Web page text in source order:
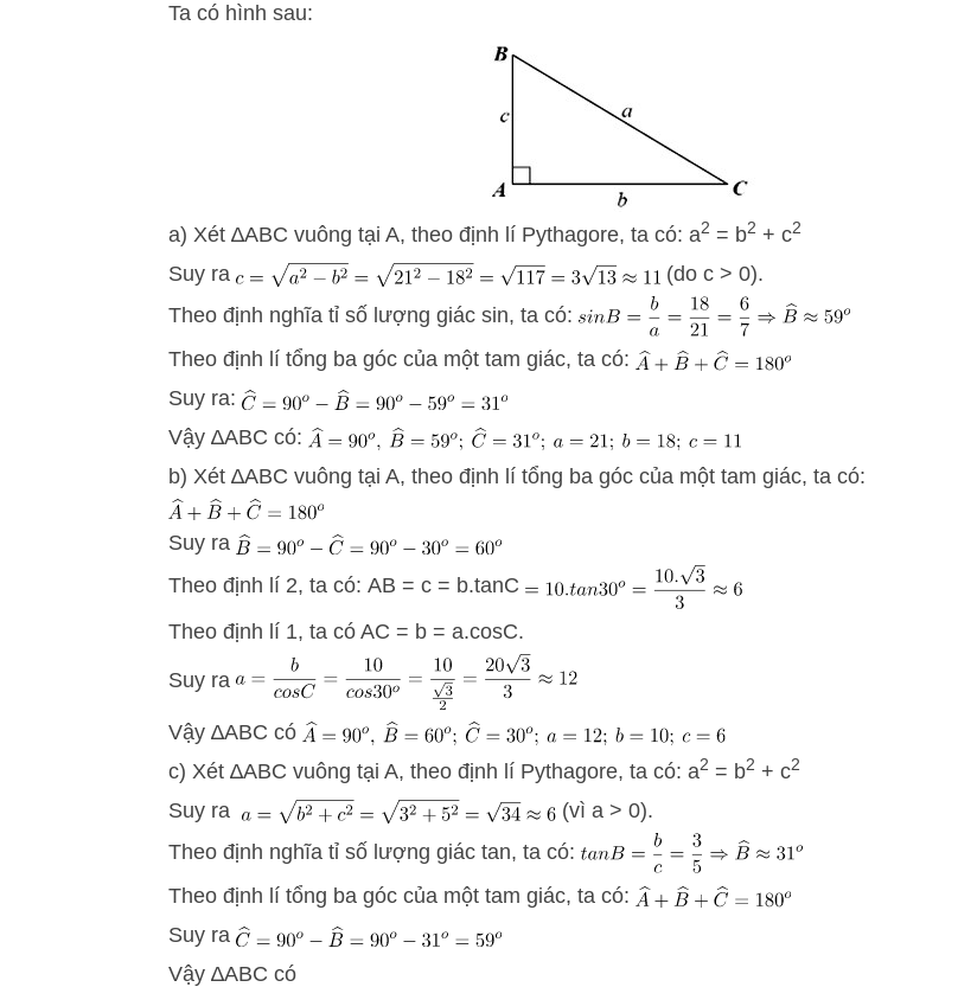
Ta có hình sau:
a) Xét ∆ABC vuông tại A, theo định lí Pythagore, ta có: a2 = b2 + c2
Suy ra
(do c > 0).
Theo định nghĩa tỉ số lượng giác sin, ta có:
Theo định lí tổng ba góc của một tam giác, ta có:
Suy ra:
Vậy ∆ABC có:
b) Xét ∆ABC vuông tại A, theo định lí tổng ba góc của một tam giác, ta có:
Suy ra
Theo định lí 2, ta có: AB = c = b.tanC
Theo định lí 1, ta có AC = b = a.cosC.
Suy ra
Vậy ∆ABC có
c) Xét ∆ABC vuông tại A, theo định lí Pythagore, ta có: a2 = b2 + c2
Suy ra
(vì a > 0).
Theo định nghĩa tỉ số lượng giác tan, ta có:
Theo định lí tổng ba góc của một tam giác, ta có:
Suy ra
Vậy ∆ABC có